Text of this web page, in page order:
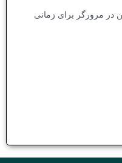
در مرورگر برای زمانی